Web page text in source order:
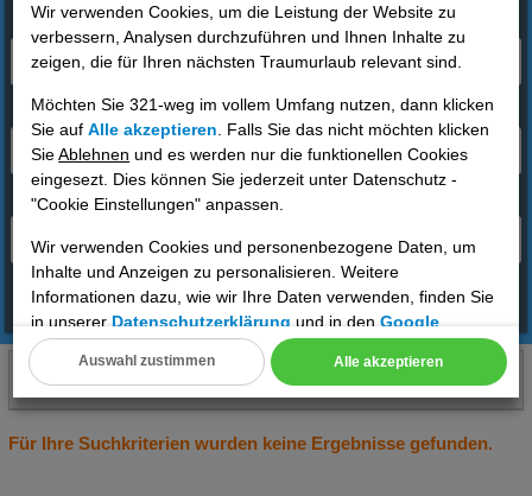
Wir verwenden Cookies, um die Leistung der Website zu
verbessern, Analysen durchzuführen und Ihnen Inhalte zu
zeigen, die für Ihren nächsten Traumurlaub relevant sind.
Möchten Sie 321-weg im vollem Umfang nutzen, dann klicken
Sie aufAlle akzeptieren . Falls Sie das nicht möchten klicken
SieAblehnen und es werden nur die funktionellen Cookies
eingesezt. Dies können Sie jederzeit unter Datenschutz -
"Cookie Einstellungen" anpassen.
Wir verwenden Cookies und personenbezogene Daten, um
Inhalte und Anzeigen zu personalisieren. Weitere
Informationen dazu, wie wir Ihre Daten verwenden, finden Sie
in unsererDatenschutzerklärung und in denGoogle
Datenschutz- und Nutzungsbedingungen
Cookie Einstellungen
Alle akzeptieren
Auswahl zustimmen
Reisende
2 Erwachsene
Reisezeitraum
01.09.2026 - 15.01.2026 / 7 Tage
Abflughafen
Deutschland
Angebote finden
Bretagne(Frankreich)
01.09.2026 bis 15.01.2026, 7 Tage
2 Erwachsene
DE
Für Ihre Suchkriterien wurden keine Ergebnisse gefunden.